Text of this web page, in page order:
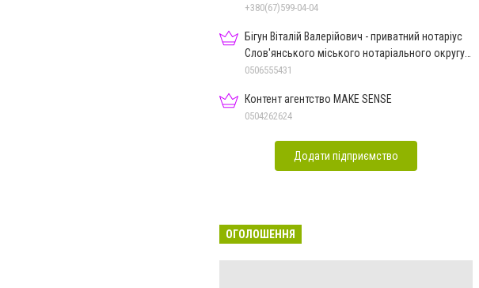
+380(67)599-04-04
Бігун Віталій Валерійович - приватний нотаріус
Слов'янського міського нотаріального округу
Дон.обл.
0506555431
Контент агентство MAKE SENSE
0504262624
Додати підприємство
ОГОЛОШЕННЯ